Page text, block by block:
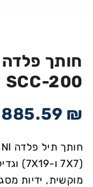
SCC-200
885.59 ₪